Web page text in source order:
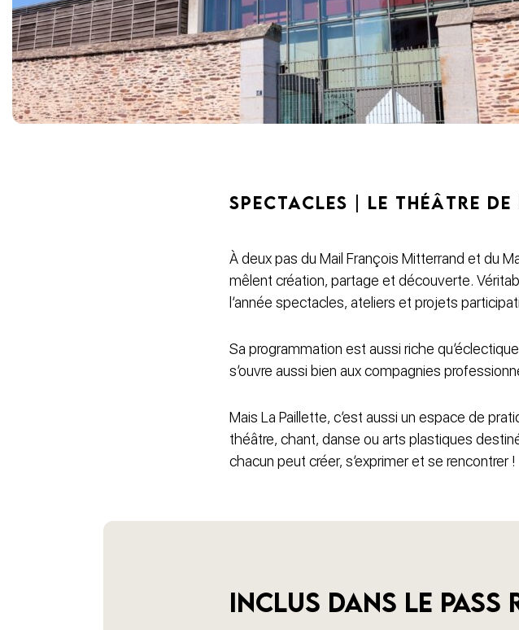
SPECTACLES | LE THÉÂTRE
À deux pas du Mail François Mitterrand et du
mêlent création, partage et découverte.
l’année spectacles, ateliers et projets
Sa programmation est aussi riche
s’ouvre aussi bien aux compagnies
Mais La Paillette, c’est aussi un espace de
théâtre, chant, danse ou arts plastiques
chacun peut créer, s’exprimer et se rencontrer !
Inclus dans le pass